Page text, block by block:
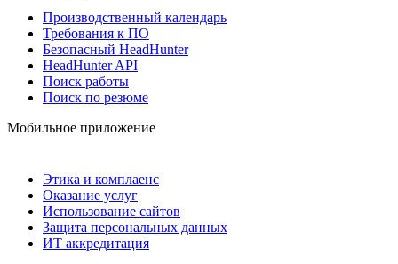
Производственный календарь
Требования к ПО
Безопасный HeadHunter
HeadHunter API
Поиск работы
Поиск по резюме
Мобильное приложение
Этика и комплаенс
Оказание услуг
Использование сайтов
Защита персональных данных
ИТ аккредитация